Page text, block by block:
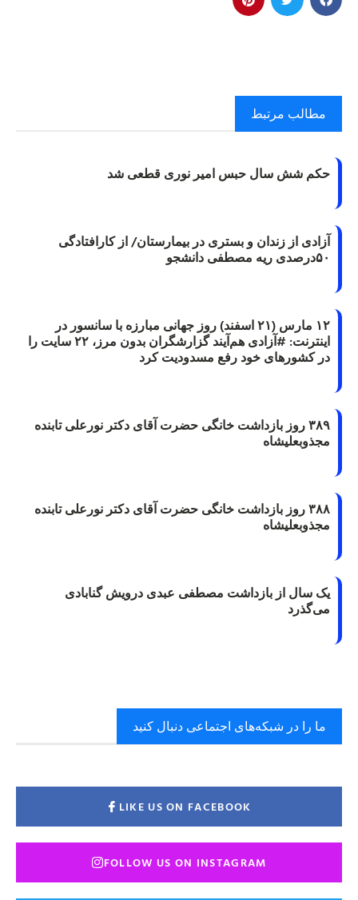
مطالب مرتبط
حکم شش سال حبس امیر نوری قطعی شد
آزادی از زندان و بستری در بیمارستان/ از کارافتادگی
۵۰درصدی ریه مصطفی دانشجو
۱۲ مارس (۲۱ اسفند) روز جهانی مبارزه با سانسور در
اینترنت: #آزادی هم‌آیند گزارشگران‌ بدون مرز، ۲۲ سایت را
در کشورهای خود رفع مسدودیت کرد
۳۸۹ روز بازداشت خانگی حضرت آقای دکتر نورعلی تابنده
مجذوبعلیشاه
۳۸۸ روز بازداشت خانگی حضرت آقای دکتر نورعلی تابنده
مجذوبعلیشاه
یک سال از بازداشت مصطفی عبدی درویش گنابادی
می‌گذرد
ما را در شبکه‌های اجتماعی دنبال کنید
LIKE US ON FACEBOOK
FOLLOW US ON INSTAGRAM